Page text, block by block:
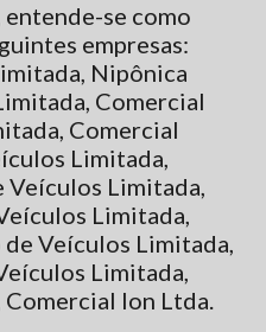
se como
empresas:
Nipônica
Comercial
Comercial
Limitada,
Veículos Limitada,
Limitada,
Veículos Limitada,
Limitada,
Ion Ltda.